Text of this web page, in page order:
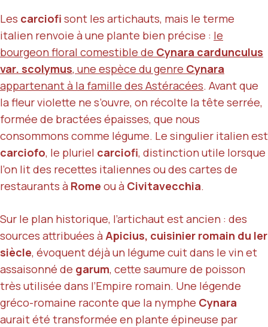
Les carciofi sont les artichauts, mais le terme
italien renvoie à une plante bien précise : le
bourgeon floral comestible de Cynara cardunculus
var. scolymus, une espèce du genre Cynara
appartenant à la famille des Astéracées. Avant que
la fleur violette ne s’ouvre, on récolte la tête serrée,
formée de bractées épaisses, que nous
consommons comme légume. Le singulier italien est
carciofo, le pluriel carciofi, distinction utile lorsque
l’on lit des recettes italiennes ou des cartes de
restaurants à Rome ou à Civitavecchia.
Sur le plan historique, l’artichaut est ancien : des
sources attribuées à Apicius, cuisinier romain du Ier
siècle, évoquent déjà un légume cuit dans le vin et
assaisonné de garum, cette saumure de poisson
très utilisée dans l’Empire romain. Une légende
gréco-romaine raconte que la nymphe Cynara
aurait été transformée en plante épineuse par